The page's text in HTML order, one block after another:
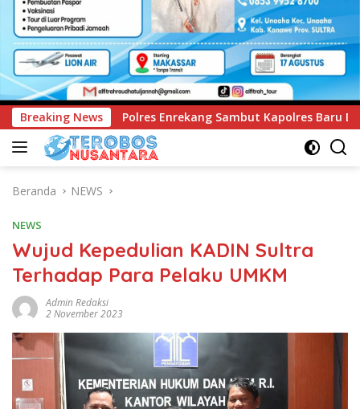
Breaking News
Sambut Kapolres Baru Dengan Tari Paduppa dan
Beranda NEWS
NEWS
Wujud Kepedulian KADIN Sultra
Terhadap Para Pelaku UMKM
Admin Redaksi
2 November 2023